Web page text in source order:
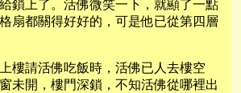
鎖上了。活佛微笑一下，就顯了一點
扇都關得好好的，可是他已從第四層
樓請活佛吃飯時，活佛已人去樓空
未開，樓門深鎖，不知活佛從哪裡出